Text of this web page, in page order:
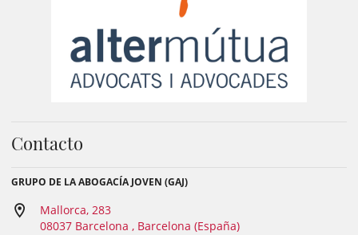
Contacto
GRUPO DE LA ABOGACÍA JOVEN (GAJ)
Mallorca, 283
08037 Barcelona , Barcelona (España)